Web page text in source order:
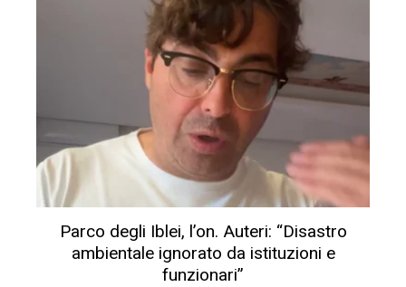
Parco degli Iblei, l’on. Auteri: “Disastro
ambientale ignorato da istituzioni e
funzionari”